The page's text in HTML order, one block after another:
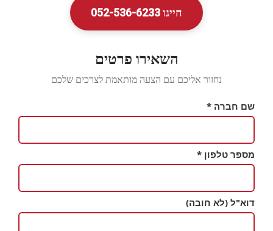
חייגו 052-536-6233
השאירו פרטים
נחזור אליכם עם הצעה מותאמת לצרכים שלכם
שם חברה *
מספר טלפון *
דוא"ל (לא חובה)